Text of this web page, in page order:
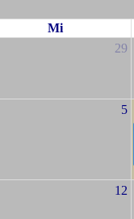
Mi
29
5
12